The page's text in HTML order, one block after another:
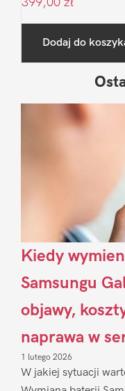
Dodaj do
Sidebar
Kiedy
Samsungu
objawy,
naprawa w
1 lutego 2026
W jakiej sytuacji